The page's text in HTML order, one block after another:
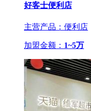
好客士便利店
主营产品：便利店
加盟金额： 1~5万